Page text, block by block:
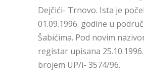
Dejčići- Trnovo. Ista je
01.09.1996. godine u
Šabićima. Pod novim
registar upisana
brojem UP/i- 3574/96.